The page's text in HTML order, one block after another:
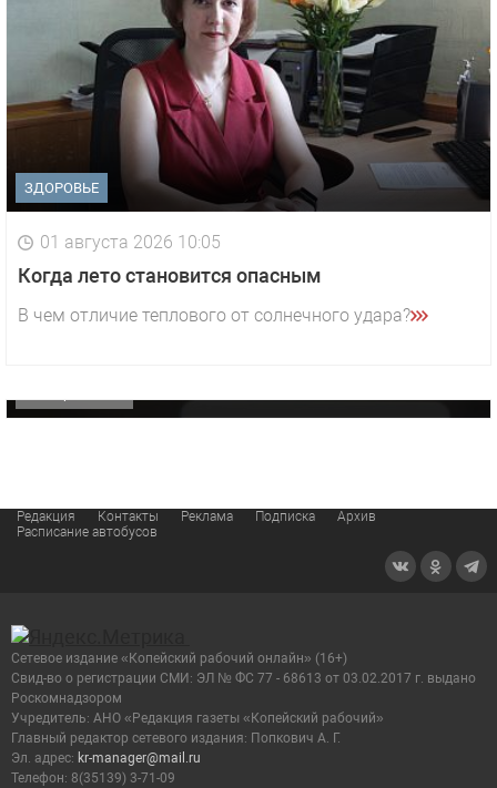
ЗДОРОВЬЕ
01 августа 2026 10:05
Когда лето становится опасным
В чем отличие теплового от солнечного удара?
«Звезда» Метрана стала главным героем нового
Редакция Контакты Реклама Подписка
Архив
Расписание автобусов
Сетевое издание «Копейский рабочий онлайн» (16+)
Cвид-во о регистрации СМИ: ЭЛ № ФС 77 - 68613 от 03.02.2017 г. выдано
Роскомнадзором
Учредитель: АНО «Редакция газеты «Копейский рабочий»
Главный редактор сетевого издания: Попкович А. Г.
Эл. адрес: kr-manager@mail.ru
Телефон: 8(35139) 3-71-09